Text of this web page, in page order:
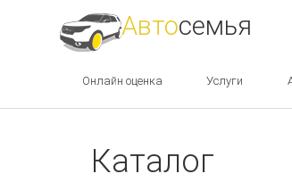
Автосемья
Онлайн оценка Услуги
Каталог